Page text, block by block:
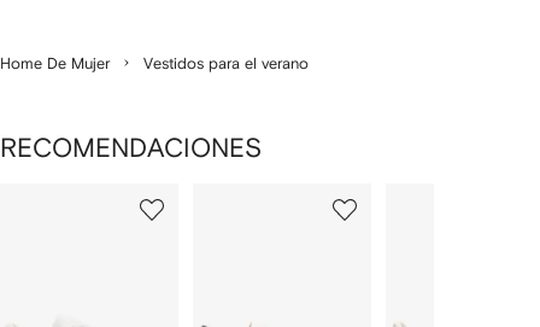
Home De Mujer Vestidos para el verano
RECOMENDACIONES